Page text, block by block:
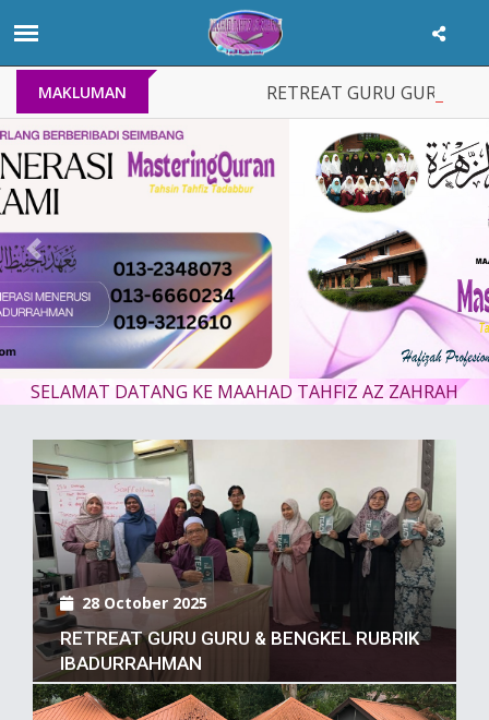
MAKLUMAN RETREAT GURU GURU &
Previous Next
SELAMAT DATANG KE MAAHAD TAHFIZ AZ ZAHRAH
14 November 2025
SUMBANGAN IKHLAS
28 October 2025
RETREAT GURU GURU & BENGKEL RUBRIK
IBADURRAHMAN